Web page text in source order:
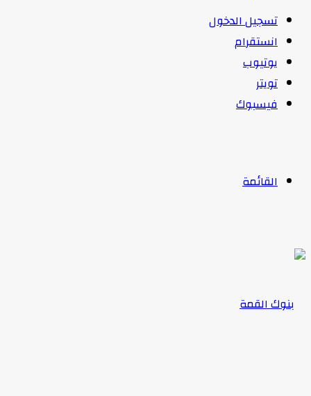
تسجيل الدخول
انستقرام
يوتيوب
تويتر
فيسبوك
القائمة